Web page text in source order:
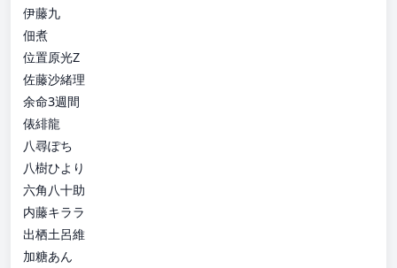
伊藤九
佃煮
位置原光Z
佐藤沙緒理
余命3週間
俵緋龍
八尋ぽち
八樹ひより
六角八十助
内藤キララ
出栖土呂維
加糖あん